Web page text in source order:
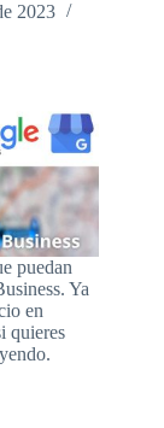
2023
puedan
Ya
en
quieres